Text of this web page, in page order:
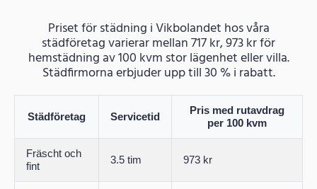
Priset för städning i Vikbolandet hos våra
städföretag varierar mellan 717 kr, 973 kr för
hemstädning av 100 kvm stor lägenhet eller villa.
Städfirmorna erbjuder upp till 30 % i rabatt.
Städföretag Servicetid
Pris med rutavdrag
per 100 kvm
Fräscht och
fint
3.5 tim 973 kr